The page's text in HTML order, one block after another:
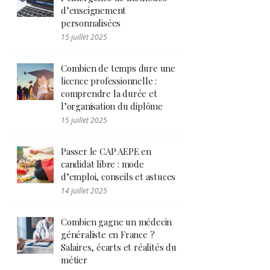
d’enseignement
personnalisées
15 juillet 2025
Combien de temps dure une
licence professionnelle :
comprendre la durée et
l’organisation du diplôme
15 juillet 2025
Passer le CAP AEPE en
candidat libre : mode
d’emploi, conseils et astuces
14 juillet 2025
Combien gagne un médecin
généraliste en France ?
Salaires, écarts et réalités du
métier